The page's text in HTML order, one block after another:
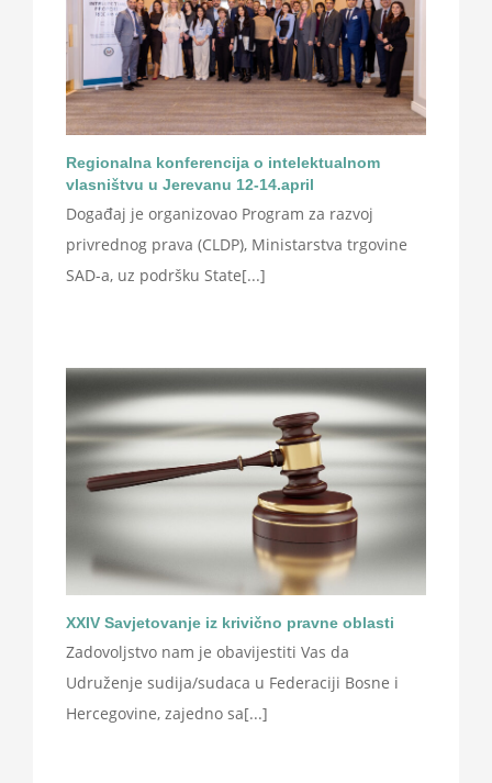
Regionalna konferencija o intelektualnom
vlasništvu u Jerevanu 12-14.april
Događaj je organizovao Program za razvoj
privrednog prava (CLDP), Ministarstva trgovine
SAD-a, uz podršku State[...]
XXIV Savjetovanje iz krivično pravne oblasti
Zadovoljstvo nam je obavijestiti Vas da
Udruženje sudija/sudaca u Federaciji Bosne i
Hercegovine, zajedno sa[...]